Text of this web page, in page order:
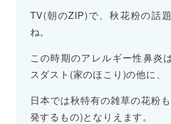
TV(朝のZIP)で、秋花粉の話
ね。
この時期のアレルギー性鼻炎
スダスト(家のほこり)の他に、
日本では秋特有の雑草の花粉
発するもの)となりえます。